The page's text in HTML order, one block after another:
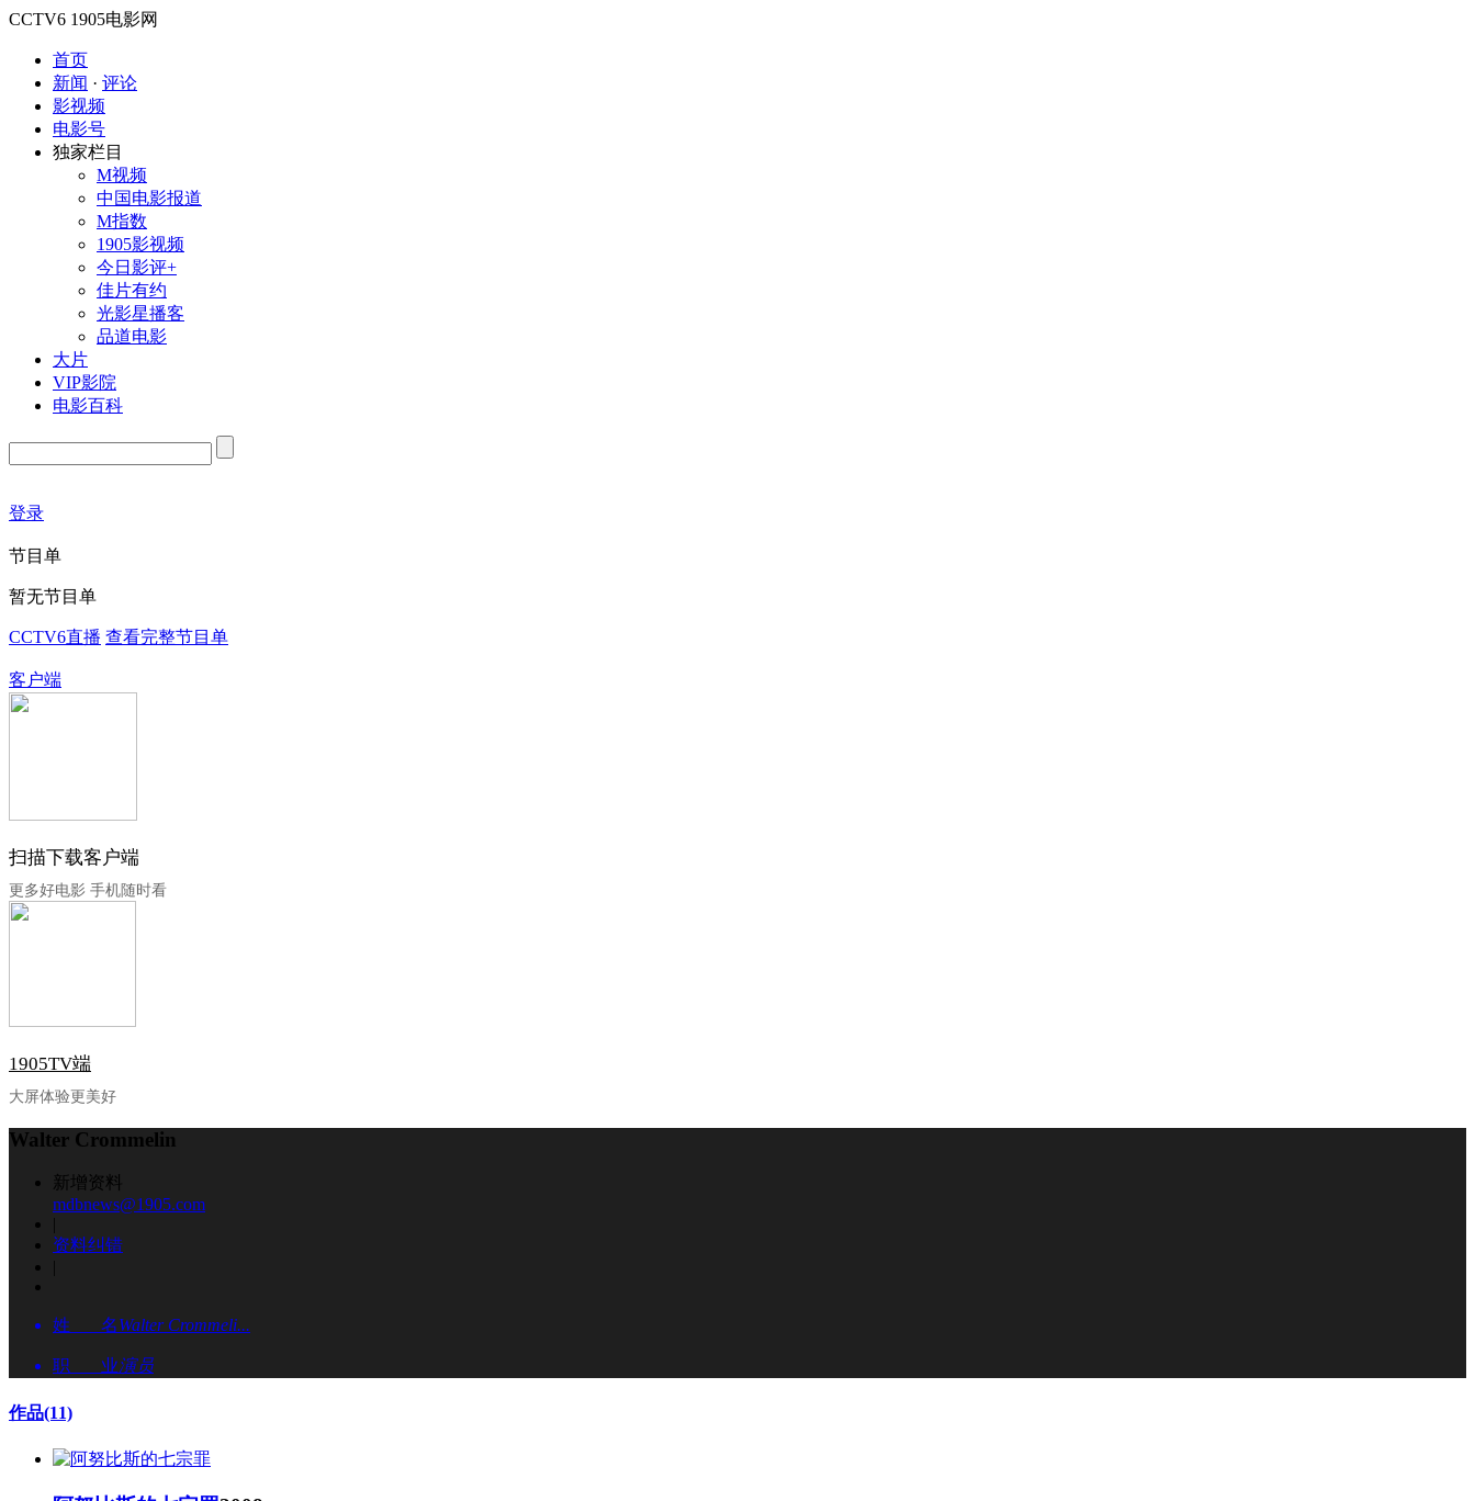
CCTV6 1905电影网
首页
新闻 · 评论
影视频
电影号
独家栏目
M视频
中国电影报道
M指数
1905影视频
今日影评+
佳片有约
光影星播客
品道电影
大片
VIP影院
电影百科
登录
节目单
暂无节目单
CCTV6直播 查看完整节目单
客户端
扫描下载客户端
更多好电影 手机随时看
1905TV端
大屏体验更美好
Walter Crommelin
新增资料
mdbnews@1905.com
|
资料纠错
|
姓 名Walter Crommeli...
职 业演员
作品(11)